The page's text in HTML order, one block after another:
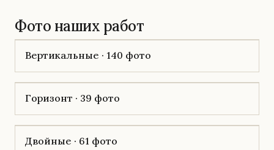
Фото наших работ
Вертикальные · 140 фото
Горизонт · 39 фото
Двойные · 61 фото